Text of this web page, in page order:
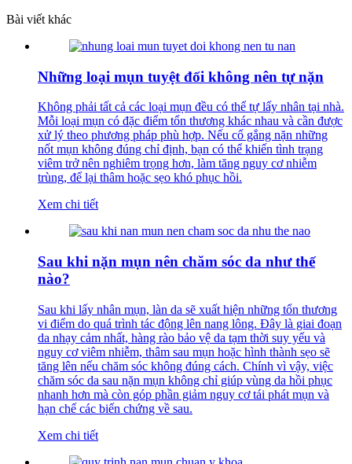
Bài viết khác
Những loại mụn tuyệt đối không nên tự nặn
Không phải tất cả các loại mụn đều có thể tự lấy nhân tại nhà.
Mỗi loại mụn có đặc điểm tổn thương khác nhau và cần được
xử lý theo phương pháp phù hợp. Nếu cố gắng nặn những
nốt mụn không đúng chỉ định, bạn có thể khiến tình trạng
viêm trở nên nghiêm trọng hơn, làm tăng nguy cơ nhiễm
trùng, để lại thâm hoặc sẹo khó phục hồi.
Xem chi tiết
Sau khi nặn mụn nên chăm sóc da như thế
nào?
Sau khi lấy nhân mụn, làn da sẽ xuất hiện những tổn thương
vi điểm do quá trình tác động lên nang lông. Đây là giai đoạn
da nhạy cảm nhất, hàng rào bảo vệ da tạm thời suy yếu và
nguy cơ viêm nhiễm, thâm sau mụn hoặc hình thành sẹo sẽ
tăng lên nếu chăm sóc không đúng cách. Chính vì vậy, việc
chăm sóc da sau nặn mụn không chỉ giúp vùng da hồi phục
nhanh hơn mà còn góp phần giảm nguy cơ tái phát mụn và
hạn chế các biến chứng về sau.
Xem chi tiết